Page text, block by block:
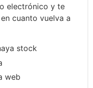
electrónico y te
cuanto vuelva a
stock
web